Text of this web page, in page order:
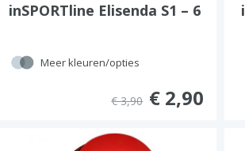
inSPORTline Elisenda S1 – 6
Meer kleuren/opties
€ 3,90 € 2,90